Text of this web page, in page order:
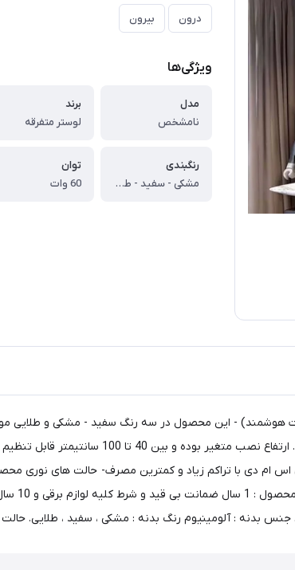
درون بیرون
ویژگی‌ها
مدل
نامشخص
برند
لوستر متفرقه
رنگبندی
مشکی - سفید - طلایی
توان
60 وات
تک حلقه سایز 120 (نور 3 حالته و ریموت هوشمند) - این محصول در سه رنگ
محیط های پذیرایی، اتاق خواب و
ام دی با تراکم زیاد و کمترین مصرف- حالت های نوری